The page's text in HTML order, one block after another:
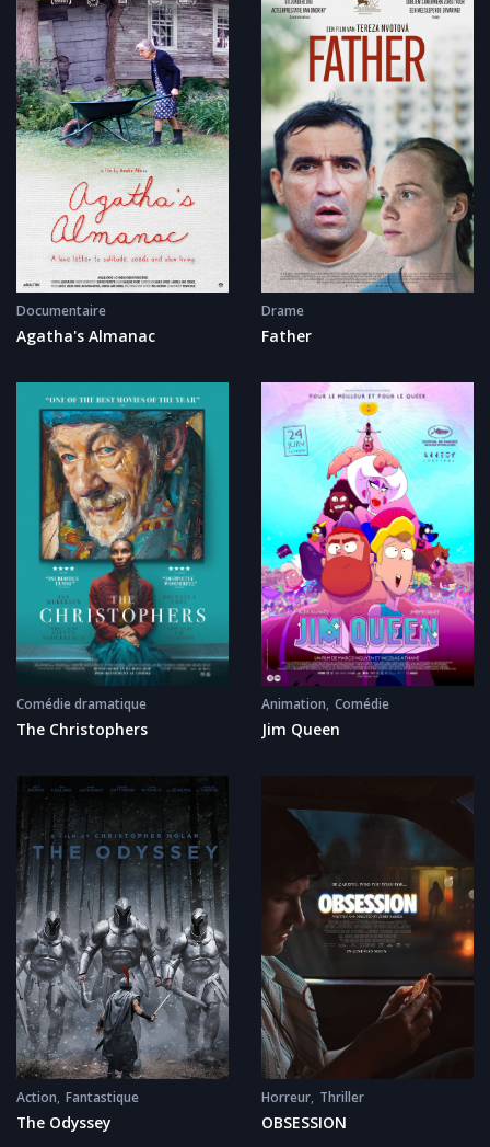
Documentaire
Agatha's Almanac
Drame
Father
Comédie dramatique
The Christophers
Animation Comédie
Jim Queen
Action Fantastique
The Odyssey
Horreur Thriller
OBSESSION